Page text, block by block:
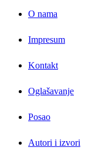
O nama
Impresum
Kontakt
Oglašavanje
Posao
Autori i izvori